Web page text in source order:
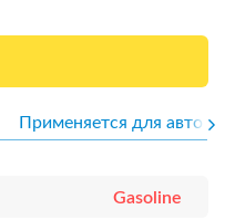
Применяется для авто
Gasoline